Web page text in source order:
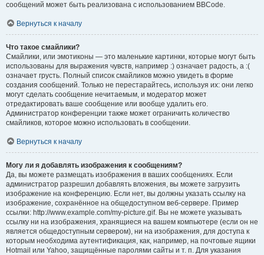
сообщений может быть реализована с использованием BBCode.
Вернуться к началу
Что такое смайлики?
Смайлики, или эмотиконы — это маленькие картинки, которые могут быть
использованы для выражения чувств, например :) означает радость, а :(
означает грусть. Полный список смайликов можно увидеть в форме
создания сообщений. Только не перестарайтесь, используя их: они легко
могут сделать сообщение нечитаемым, и модератор может
отредактировать ваше сообщение или вообще удалить его.
Администратор конференции также может ограничить количество
смайликов, которое можно использовать в сообщении.
Вернуться к началу
Могу ли я добавлять изображения к сообщениям?
Да, вы можете размещать изображения в ваших сообщениях. Если
администратор разрешил добавлять вложения, вы можете загрузить
изображение на конференцию. Если нет, вы должны указать ссылку на
изображение, сохранённое на общедоступном веб-сервере. Пример
ссылки: http://www.example.com/my-picture.gif. Вы не можете указывать
ссылку ни на изображения, хранящиеся на вашем компьютере (если он не
является общедоступным сервером), ни на изображения, для доступа к
которым необходима аутентификация, как, например, на почтовые ящики
Hotmail или Yahoo, защищённые паролями сайты и т. п. Для указания